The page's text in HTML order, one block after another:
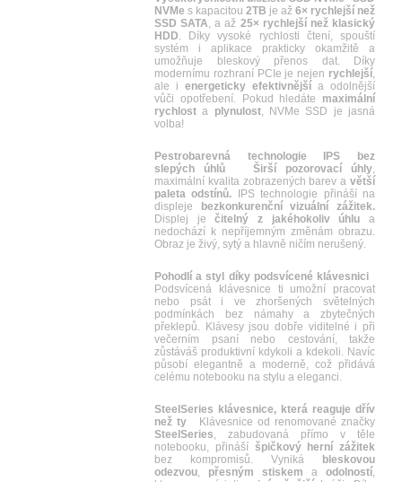
NVMe s kapacitou 2TB je až 6× rychlejší než
SSD SATA, a až 25× rychlejší než klasický
HDD. Díky vysoké rychlosti čtení, spouští
systém i aplikace prakticky okamžitě a
umožňuje bleskový přenos dat. Díky
modernímu rozhraní PCIe je nejen rychlejší,
ale i energeticky efektivnější a odolnější
vůči opotřebení. Pokud hledáte maximální
rychlost a plynulost, NVMe SSD je jasná
volba!
Pestrobarevná technologie IPS bez
slepých úhlů
Širší pozorovací úhly,
maximální kvalita zobrazených barev a větší
paleta odstínů. IPS technologie přináší na
displeje
bezkonkurenční vizuální zážitek.
Displej ječitelný z jakéhokoliv úhlu a
nedochází k nepříjemným změnám obrazu.
Obraz je živý, sytý a hlavně ničím nerušený.
Pohodlí a styl díky podsvícené klávesnici
Podsvícená klávesnice ti umožní pracovat
nebo psát i ve zhoršených světelných
podmínkách bez námahy a zbytečných
překlepů. Klávesy jsou dobře viditelné i při
večerním psaní nebo cestování, takže
zůstáváš produktivní kdykoli a kdekoli. Navíc
působí elegantně a moderně, což přidává
celému notebooku na stylu a eleganci.
SteelSeries klávesnice, která reaguje dřív
než tyKlávesnice od renomované značky
SteelSeries, zabudovaná přímo v těle
notebooku, přináší špičkový herní zážitek
bez kompromisů. Vyniká
bleskovou
odezvou, přesným stiskem a odolností,